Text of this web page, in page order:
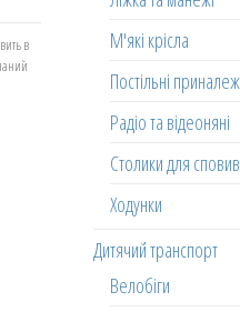
в
М'які крісла
Постільні
Радіо та відеоняні
Столики для
Ходунки
Дитячий транспорт
Велобіги